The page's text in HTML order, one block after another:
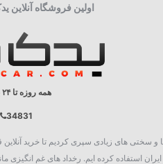
اولین فروشگاه آنلاین
همه روزه تا ۲۴ بامداد
34831
به فعالیت نمود، چالش ها و سختی های زیادی سپری
استفاده کرده ایم. رخداد های غم